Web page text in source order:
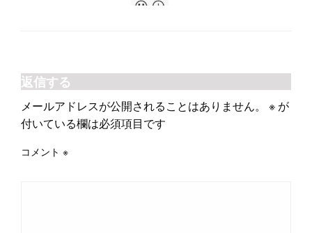
返信する
メールアドレスが公開されることはありません。 ※ が
付いている欄は必須項目です
コメント ※